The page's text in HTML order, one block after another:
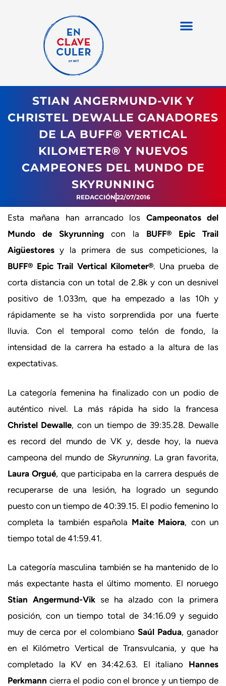
STIAN ANGERMUND-VIK Y
CHRISTEL DEWALLE GANADORES
DE LA BUFF® VERTICAL
KILOMETER® Y NUEVOS
CAMPEONES DEL MUNDO DE
SKYRUNNING
REDACCIÓN 22/07/2016
Esta mañana han arrancado los Campeonatos del
Mundo de Skyrunning con la BUFF® Epic Trail
Aigüestores y la primera de sus competiciones, la
BUFF® Epic Trail Vertical Kilometer®. Una prueba de
corta distancia con un total de 2.8k y con un desnivel
positivo de 1.033m, que ha empezado a las 10h y
rápidamente se ha visto sorprendida por una fuerte
lluvia. Con el temporal como telón de fondo, la
intensidad de la carrera ha estado a la altura de las
expectativas.
La categoría femenina ha finalizado con un podio de
auténtico nivel. La más rápida ha sido la francesa
Christel Dewalle, con un tiempo de 39:35.28. Dewalle
es record del mundo de VK y, desde hoy, la nueva
campeona del mundo de Skyrunning. La gran favorita,
Laura Orgué, que participaba en la carrera después de
recuperarse de una lesión, ha logrado un segundo
puesto con un tiempo de 40:39.15. El podio femenino lo
completa la también española Maite Maiora, con un
tiempo total de 41:59.41.
La categoría masculina también se ha mantenido de lo
más expectante hasta el último momento. El noruego
Stian Angermund-Vik se ha alzado con la primera
posición, con un tiempo total de 34:16.09 y seguido
muy de cerca por el colombiano Saúl Padua, ganador
en el Kilómetro Vertical de Transvulcania, y que ha
completado la KV en 34:42.63. El italiano Hannes
Perkmann cierra el podio con el bronce y un tiempo de